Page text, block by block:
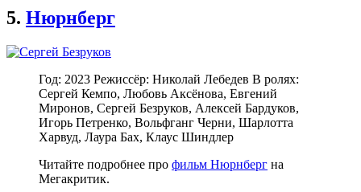
5. Нюрнберг
Год: 2023 Режиссёр: Николай Лебедев В ролях:
Сергей Кемпо, Любовь Аксёнова, Евгений
Миронов, Сергей Безруков, Алексей Бардуков,
Игорь Петренко, Вольфганг Черни, Шарлотта
Харвуд, Лаура Бах, Клаус Шиндлер
Читайте подробнее про фильм Нюрнберг на
Мегакритик.